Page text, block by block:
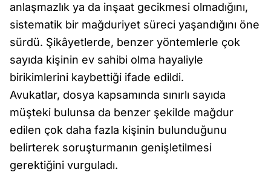
anlaşmazlık ya da inşaat gecikmesi olmadığını,
sistematik bir mağduriyet süreci yaşandığını öne
sürdü. Şikâyetlerde, benzer yöntemlerle çok
sayıda kişinin ev sahibi olma hayaliyle
birikimlerini kaybettiği ifade edildi.
Avukatlar, dosya kapsamında sınırlı sayıda
müşteki bulunsa da benzer şekilde mağdur
edilen çok daha fazla kişinin bulunduğunu
belirterek soruşturmanın genişletilmesi
gerektiğini vurguladı.